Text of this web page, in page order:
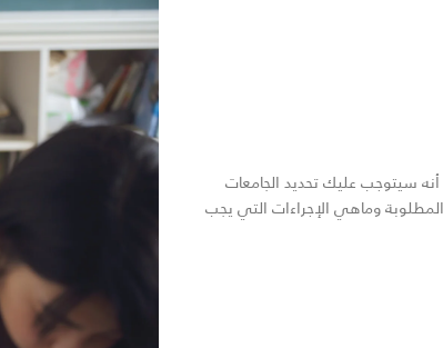
سيتوجب عليك تحديد الجامعات
المطلوبة وماهي الإجراءات التي يجب